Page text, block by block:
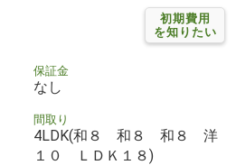
初期費用
を知りたい
保証金
なし
間取り
4LDK(和８ 和８ 和８ 洋
１０ ＬＤＫ１８)